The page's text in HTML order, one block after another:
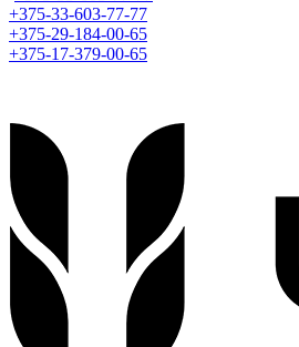
+375-33-603-77-77
+375-29-184-00-65
+375-17-379-00-65